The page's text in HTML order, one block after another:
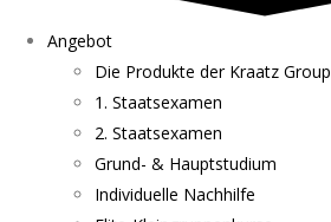
Angebot
Die Produkte der Kraatz Group
1. Staatsexamen
2. Staatsexamen
Grund- & Hauptstudium
Individuelle Nachhilfe